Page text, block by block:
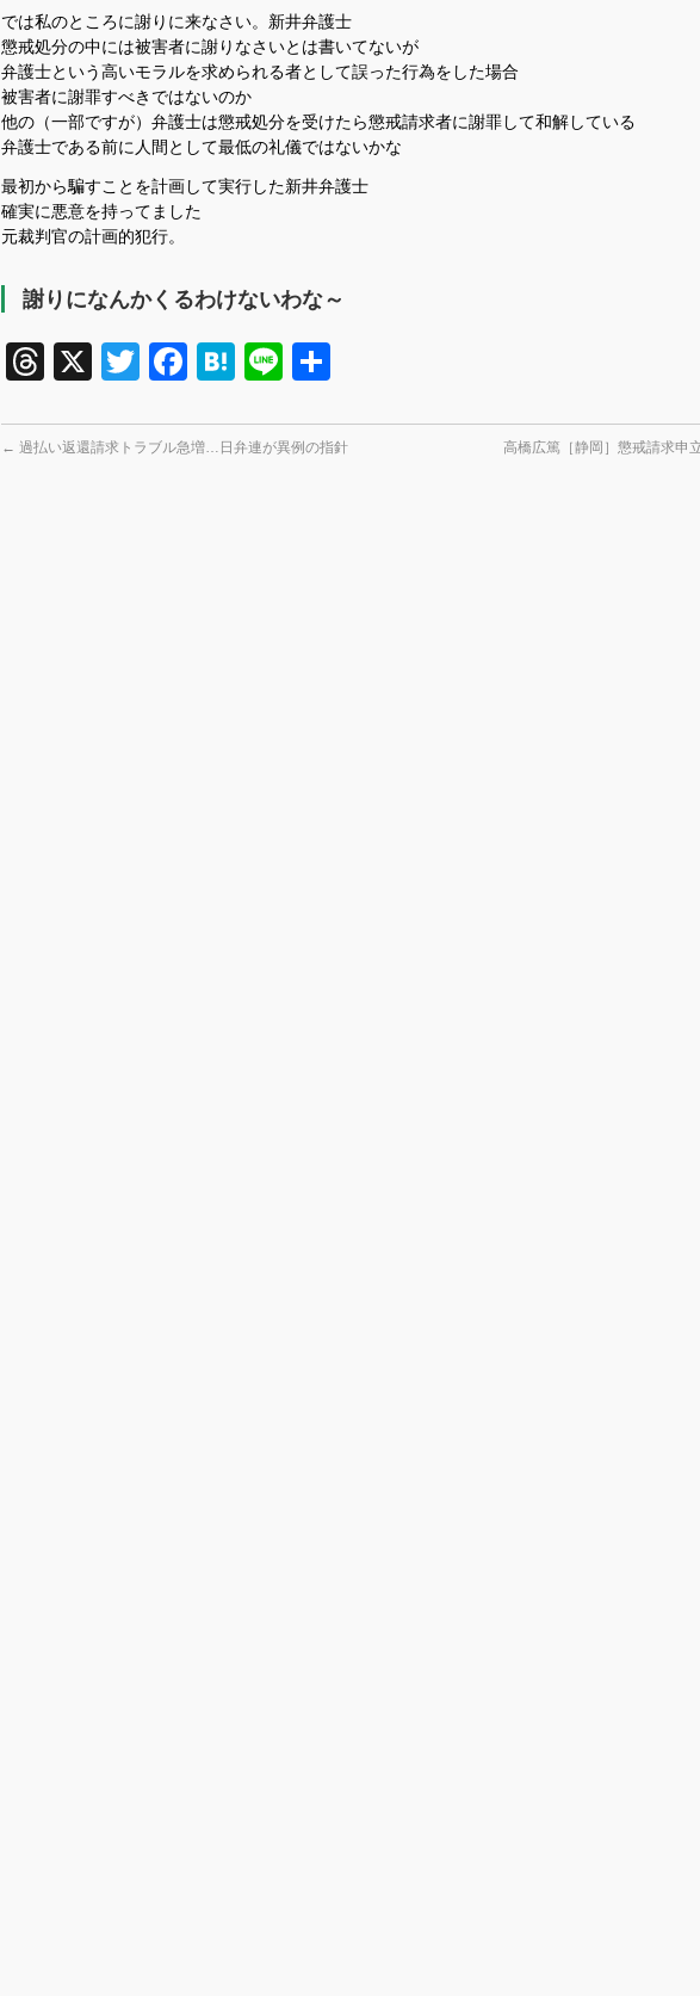
では私のところに謝りに来なさい。新井弁護士
懲戒処分の中には被害者に謝りなさいとは書いてないが
弁護士という高いモラルを求められる者として誤った行為をした場合
被害者に謝罪すべきではないのか
他の（一部ですが）弁護士は懲戒処分を受けたら懲戒請求者に謝罪して和解している
弁護士である前に人間として最低の礼儀ではないかな
最初から騙すことを計画して実行した新井弁護士
確実に悪意を持ってました
元裁判官の計画的犯行。
謝りになんかくるわけないわな～
Threads
X TwitterFacebook
Hatena
Line
← 過払い返還請求トラブル急増…日弁連が異例の指針 高橋広篤［静岡］懲戒請求申